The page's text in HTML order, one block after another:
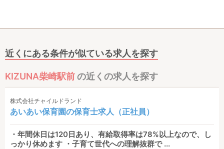
近くにある条件が似ている求人を探す
KIZUNA柴崎駅前の近くの求人を探す
株式会社チャイルドランド
あいあい保育園の保育士求人（正社員）
・年間休日は120日あり、有給取得率は78%以上なので、し
っかり休めます ・子育て世代への理解抜群で ...